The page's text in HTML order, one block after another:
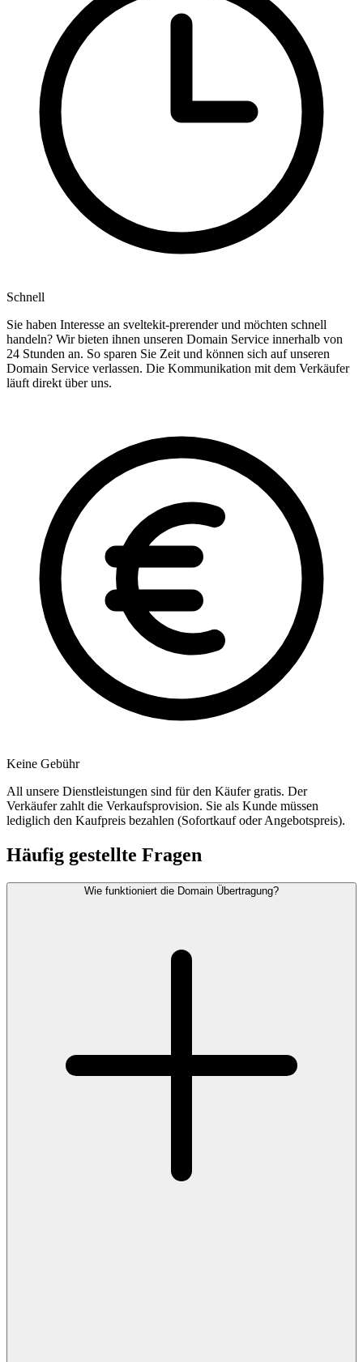
Schnell
Sie haben Interesse an sveltekit-prerender und möchten schnell
handeln? Wir bieten ihnen unseren Domain Service innerhalb von
24 Stunden an. So sparen Sie Zeit und können sich auf unseren
Domain Service verlassen. Die Kommunikation mit dem Verkäufer
läuft direkt über uns.
Keine Gebühr
All unsere Dienstleistungen sind für den Käufer gratis. Der
Verkäufer zahlt die Verkaufsprovision. Sie als Kunde müssen
lediglich den Kaufpreis bezahlen (Sofortkauf oder Angebotspreis).
Häufig gestellte Fragen
Wie funktioniert die Domain Übertragung?